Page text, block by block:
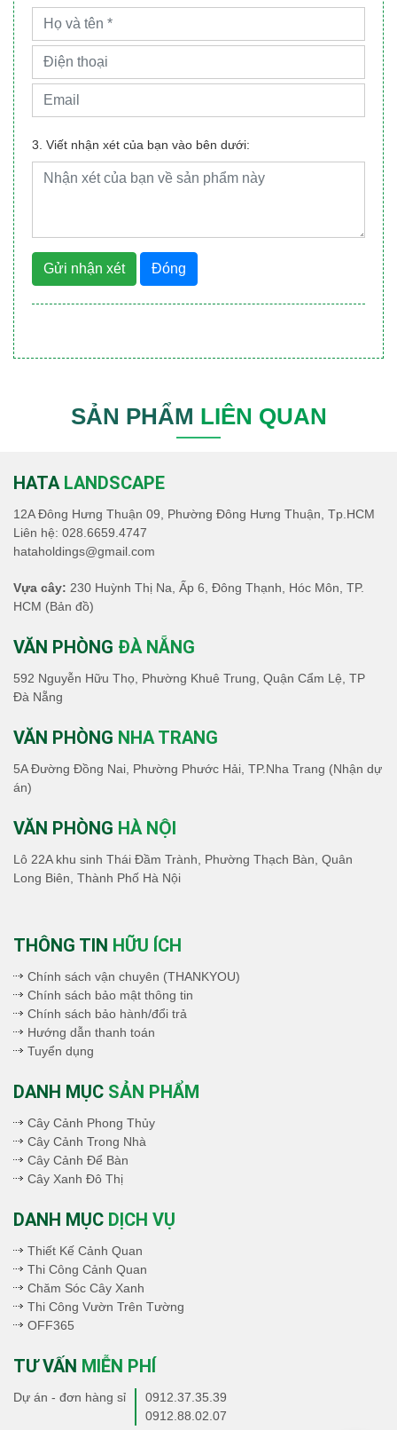
3. Viết nhận xét của bạn vào bên dưới:
Gửi nhận xét Đóng
SẢN PHẨM LIÊN QUAN
HATA LANDSCAPE
12A Đông Hưng Thuận 09, Phường Đông Hưng Thuận, Tp.HCM
Liên hệ: 028.6659.4747
hataholdings@gmail.com
Vựa cây: 230 Huỳnh Thị Na, Ấp 6, Đông Thạnh, Hóc Môn, TP.
HCM (Bản đồ)
VĂN PHÒNG ĐÀ NẴNG
592 Nguyễn Hữu Thọ, Phường Khuê Trung, Quận Cẩm Lệ, TP
Đà Nẵng
VĂN PHÒNG NHA TRANG
5A Đường Đồng Nai, Phường Phước Hải, TP.Nha Trang (Nhận dự
án)
VĂN PHÒNG HÀ NỘI
Lô 22A khu sinh Thái Đầm Trành, Phường Thạch Bàn, Quân
Long Biên, Thành Phố Hà Nội
THÔNG TIN HỮU ÍCH
Chính sách vận chuyên (THANKYOU)
Chính sách bảo mật thông tin
Chính sách bảo hành/đổi trả
Hướng dẫn thanh toán
Tuyển dụng
DANH MỤC SẢN PHẨM
Cây Cảnh Phong Thủy
Cây Cảnh Trong Nhà
Cây Cảnh Để Bàn
Cây Xanh Đô Thị
DANH MỤC DỊCH VỤ
Thiết Kế Cảnh Quan
Thi Công Cảnh Quan
Chăm Sóc Cây Xanh
Thi Công Vườn Trên Tường
OFF365
TƯ VẤN MIỄN PHÍ
Dự án - đơn hàng sỉ
0912.37.35.39
0912.88.02.07